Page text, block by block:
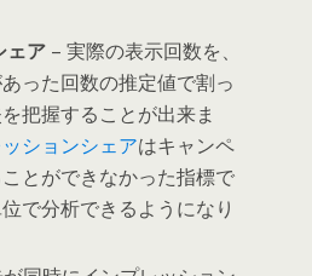
ェア – 実際の表示回数を、
った回数の推定値で割っ
把握することが出来ま
ションシェアはキャンペ
とができなかった指標で
で分析できるようになり